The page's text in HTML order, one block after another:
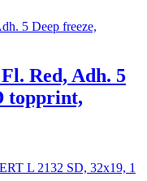
Red, Adh. 5
topprint,